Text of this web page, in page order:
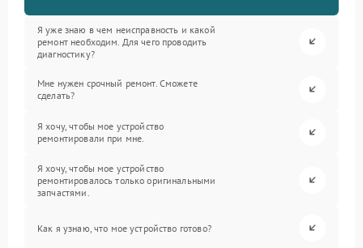
Я уже знаю в чем неисправность и какой
ремонт необходим. Для чего проводить
диагностику?
Мне нужен срочный ремонт. Сможете
сделать?
Я хочу, чтобы мое устройство
ремонтировали при мне.
Я хочу, чтобы мое устройство
ремонтировалось только оригинальными
запчастями.
Как я узнаю, что мое устройство готово?